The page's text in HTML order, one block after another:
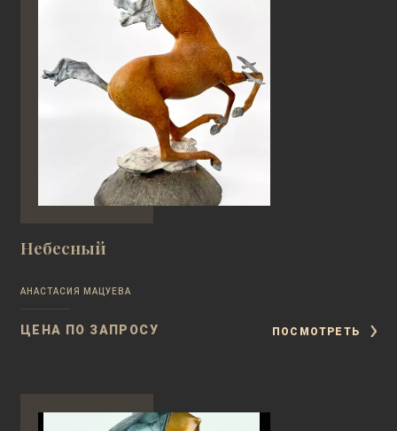
Небесный
АНАСТАСИЯ МАЦУЕВА
ЦЕНА ПО ЗАПРОСУ ПОСМОТРЕТЬ